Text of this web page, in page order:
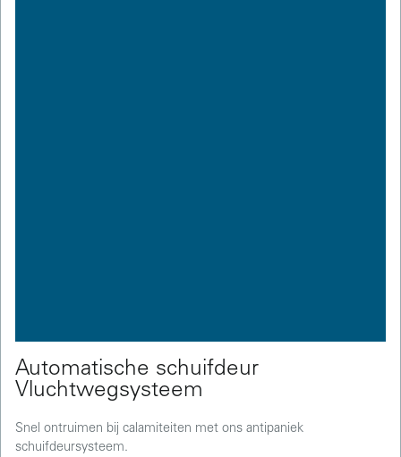
Automatische schuifdeur
Vluchtwegsysteem
Snel ontruimen bij calamiteiten met ons antipaniek
schuifdeursysteem.